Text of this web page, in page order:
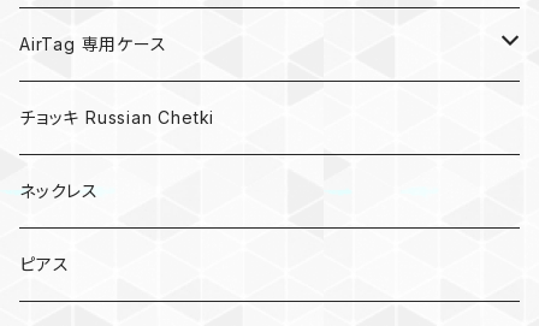
AirTag 専用ケース
AirTagキーリング
チョッキ Russian Chetki
ネックレス
ピアス